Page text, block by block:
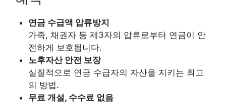
연금 수급액 압류방지
가족, 채권자 등 제3자의 압류로부터 연금이 안
전하게 보호됩니다.
노후자산 안전 보장
실질적으로 연금 수급자의 자산을 지키는 최고
의 방법.
무료 개설, 수수료 없음